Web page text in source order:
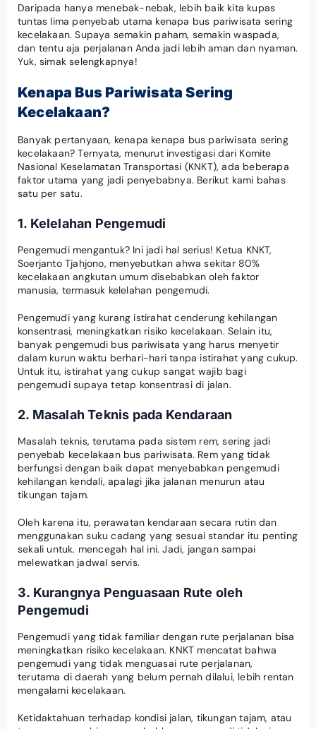
Daripada hanya menebak-nebak, lebih baik kita kupas
tuntas lima penyebab utama kenapa bus pariwisata sering
kecelakaan. Supaya semakin paham, semakin waspada,
dan tentu aja perjalanan Anda jadi lebih aman dan nyaman.
Yuk, simak selengkapnya!
Kenapa Bus Pariwisata Sering
Kecelakaan?
Banyak pertanyaan, kenapa kenapa bus pariwisata sering
kecelakaan? Ternyata, menurut investigasi dari Komite
Nasional Keselamatan Transportasi (KNKT), ada beberapa
faktor utama yang jadi penyebabnya. Berikut kami bahas
satu per satu.
1. Kelelahan Pengemudi
Pengemudi mengantuk? Ini jadi hal serius! Ketua KNKT,
Soerjanto Tjahjono, menyebutkan ahwa sekitar 80%
kecelakaan angkutan umum disebabkan oleh faktor
manusia, termasuk kelelahan pengemudi.
Pengemudi yang kurang istirahat cenderung kehilangan
konsentrasi, meningkatkan risiko kecelakaan. Selain itu,
banyak pengemudi bus pariwisata yang harus menyetir
dalam kurun waktu berhari-hari tanpa istirahat yang cukup.
Untuk itu, istirahat yang cukup sangat wajib bagi
pengemudi supaya tetap konsentrasi di jalan.
2. Masalah Teknis pada Kendaraan
Masalah teknis, terutama pada sistem rem, sering jadi
penyebab kecelakaan bus pariwisata. Rem yang tidak
berfungsi dengan baik dapat menyebabkan pengemudi
kehilangan kendali, apalagi jika jalanan menurun atau
tikungan tajam.
Oleh karena itu, perawatan kendaraan secara rutin dan
menggunakan suku cadang yang sesuai standar itu penting
sekali untuk. mencegah hal ini. Jadi, jangan sampai
melewatkan jadwal servis.
3. Kurangnya Penguasaan Rute oleh
Pengemudi
Pengemudi yang tidak familiar dengan rute perjalanan bisa
meningkatkan risiko kecelakaan. KNKT mencatat bahwa
pengemudi yang tidak menguasai rute perjalanan,
terutama di daerah yang belum pernah dilalui, lebih rentan
mengalami kecelakaan.
Ketidaktahuan terhadap kondisi jalan, tikungan tajam, atau